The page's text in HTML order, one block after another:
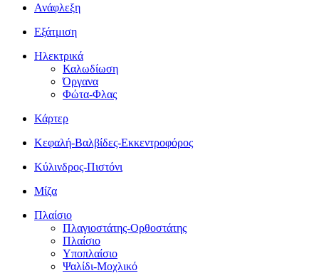
Ανάφλεξη
Εξάτμιση
Ηλεκτρικά
Καλωδίωση
Όργανα
Φώτα-Φλας
Κάρτερ
Κεφαλή-Βαλβίδες-Εκκεντροφόρος
Κύλινδρος-Πιστόνι
Μίζα
Πλαίσιο
Πλαγιοστάτης-Ορθοστάτης
Πλαίσιο
Υποπλαίσιο
Ψαλίδι-Μοχλικό